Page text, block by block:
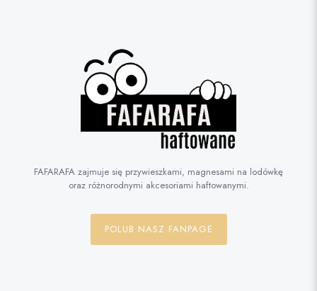
FAFARAFA zajmuje się przywieszkami, magnesami na lodówkę
oraz różnorodnymi akcesoriami haftowanymi.
POLUB NASZ FANPAGE